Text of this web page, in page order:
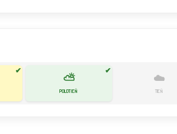
✔ ✔
⛅
POLOTIEŇ
☁️
TIEŇ